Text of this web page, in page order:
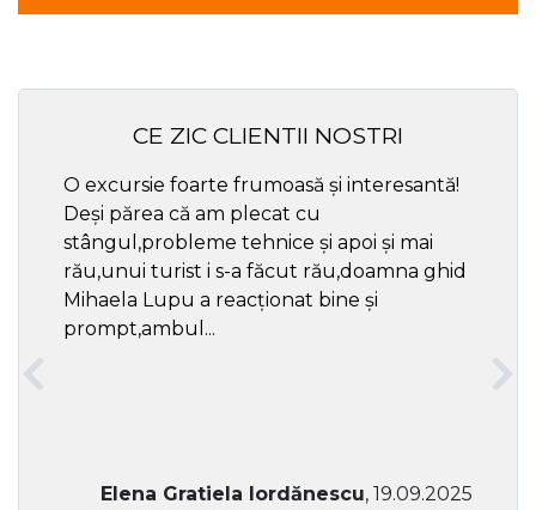
CE ZIC CLIENTII NOSTRI
O excursie foarte frumoasă și interesantă!
Deși părea că am plecat cu
stângul,probleme tehnice și apoi și mai
rău,unui turist i s-a făcut rău,doamna ghid
Mihaela Lupu a reacționat bine și
prompt,ambul...
Elena Gratiela Iordănescu, 19.09.2025